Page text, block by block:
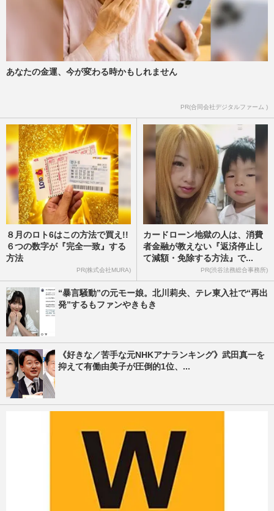
あなたの金運、今が変わる時かもしれません
PR(合同会社デジタルファーム )
８月のロト6はこの方法で買え!!
６つの数字が『完全一致』する
方法
PR(株式会社MURA)
カードローン地獄の人は、消費
者金融が教えない『返済停止し
て減額・免除する方法』で...
PR(渋谷法務総合事務所)
“暴言騒動”の元モー娘。北川莉央、テレ東入社で“再出
発”するもファンやきもき
《好きな／苦手な元NHKアナランキング》武田真一を
抑えて有働由美子が圧倒的1位、...